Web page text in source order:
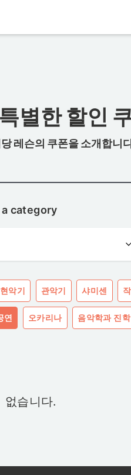
별한 할인
레슨의 쿠폰을 소개합니
category
현악기 관악기 샤미센
연 오카리나 음악학과 진
없습니다.